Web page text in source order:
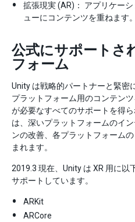
拡張現実 (AR)： アプリケー
ューにコンテンツを重ねます。
公式にサポートさ
フォーム
Unity は戦略的パートナーと緊密
プラットフォーム用のコンテン
が必要なすべてのサポートを得
は、深いプラットフォームのイ
ンの改善、各プラットフォーム
まれます。
2019.3 現在、Unity は XR 用に以
サポートしています。
ARKit
ARCore